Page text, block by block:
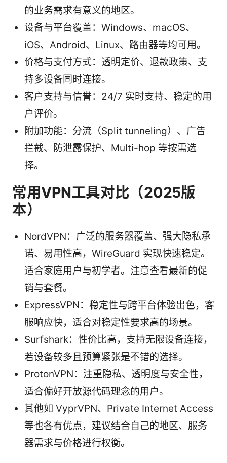
的业务需求有意义的地区。
设备与平台覆盖：Windows、macOS、
iOS、Android、Linux、路由器等均可用。
价格与支付方式：透明定价、退款政策、支
持多设备同时连接。
客户支持与信誉：24/7 实时支持、稳定的用
户评价。
附加功能：分流（Split tunneling）、广告
拦截、防泄露保护、Multi-hop 等按需选
择。
常用VPN工具对比（2025版
本）
NordVPN：广泛的服务器覆盖、强大隐私承
诺、易用性高，WireGuard 实现快速稳定。
适合家庭用户与初学者。注意查看最新的促
销与套餐。
ExpressVPN：稳定性与跨平台体验出色，客
服响应快，适合对稳定性要求高的场景。
Surfshark：性价比高，支持无限设备连接，
若设备较多且预算紧张是不错的选择。
ProtonVPN：注重隐私、透明度与安全性，
适合偏好开放源代码理念的用户。
其他如 VyprVPN、Private Internet Access
等也各有优点，建议结合自己的地区、服务
器需求与价格进行权衡。